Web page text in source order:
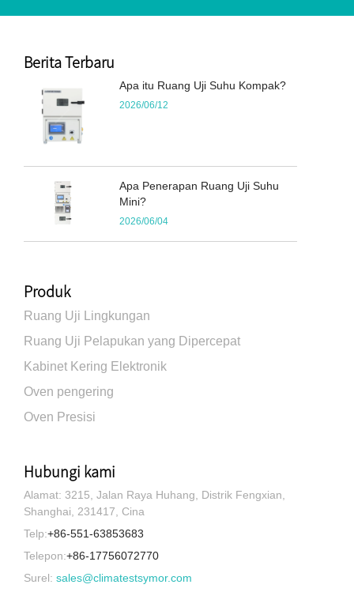
Berita Terbaru
Apa itu Ruang Uji Suhu Kompak?
2026/06/12
Apa Penerapan Ruang Uji Suhu
Mini?
2026/06/04
Produk
Ruang Uji Lingkungan
Ruang Uji Pelapukan yang Dipercepat
Kabinet Kering Elektronik
Oven pengering
Oven Presisi
Hubungi kami
Alamat: 3215, Jalan Raya Huhang, Distrik Fengxian,
Shanghai, 231417, Cina
Telp:+86-551-63853683
Telepon:+86-17756072770
Surel: sales@climatestsymor.com